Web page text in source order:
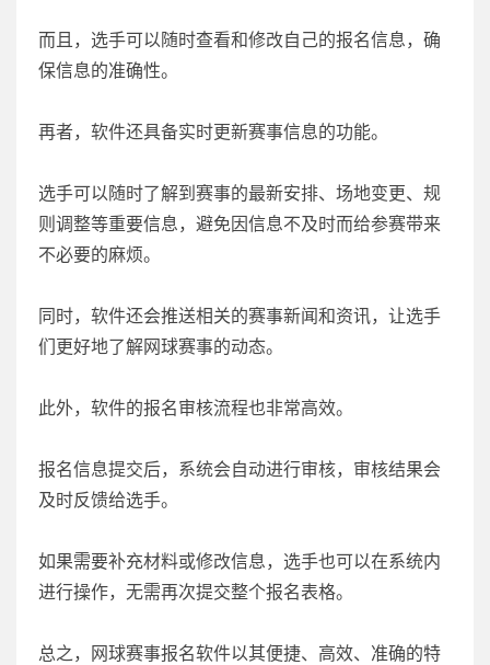
而且，选手可以随时查看和修改自己的报名信息，确
保信息的准确性。
再者，软件还具备实时更新赛事信息的功能。
选手可以随时了解到赛事的最新安排、场地变更、规
则调整等重要信息，避免因信息不及时而给参赛带来
不必要的麻烦。
同时，软件还会推送相关的赛事新闻和资讯，让选手
们更好地了解网球赛事的动态。
此外，软件的报名审核流程也非常高效。
报名信息提交后，系统会自动进行审核，审核结果会
及时反馈给选手。
如果需要补充材料或修改信息，选手也可以在系统内
进行操作，无需再次提交整个报名表格。
总之，网球赛事报名软件以其便捷、高效、准确的特